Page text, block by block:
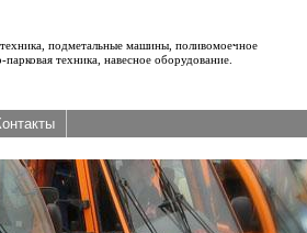
подметальные машины, поливомоечное
техника, навесное оборудование.